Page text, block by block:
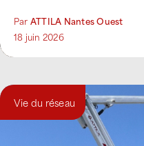
Par ATTILA Nantes Ouest
18 juin 2026
Vie du réseau